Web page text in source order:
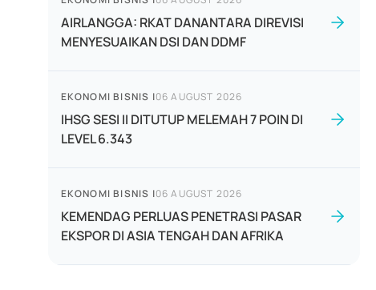
AIRLANGGA: RKAT DANANTARA DIREVISI
MENYESUAIKAN DSI DAN DDMF
EKONOMI BISNIS |06 AUGUST 2026
IHSG SESI II DITUTUP MELEMAH 7 POIN DI
LEVEL 6.343
EKONOMI BISNIS |06 AUGUST 2026
KEMENDAG PERLUAS PENETRASI PASAR
EKSPOR DI ASIA TENGAH DAN AFRIKA